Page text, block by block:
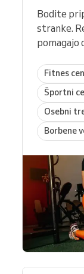
Bodite
stranke.
pomagajo
Fitnes
Športni
Osebni
Borbene